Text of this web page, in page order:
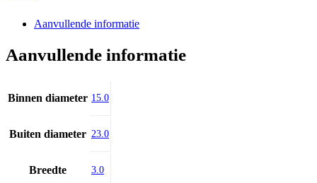
Aanvullende informatie
Aanvullende informatie
Binnen diameter 15.0
Buiten diameter 23.0
Breedte 3.0